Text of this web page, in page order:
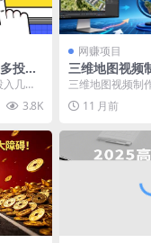
投入
两三
几个
的收
3.8K
网赚项目
三维地图视频
全程实操，解
三维地图视频制
操，解读百W爆
操讲解 讲师真...
11 月前